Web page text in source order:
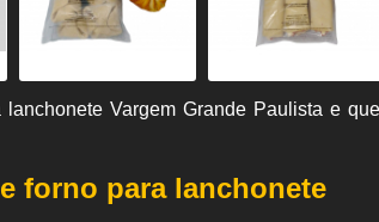
Vargem Grande Paulista e
forno para lanchonete